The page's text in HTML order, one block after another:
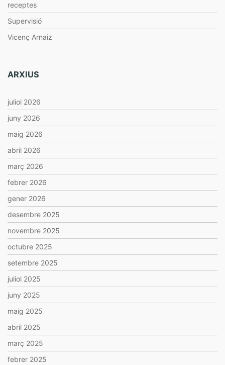
receptes
Supervisió
Vicenç Arnaiz
ARXIUS
juliol 2026
juny 2026
maig 2026
abril 2026
març 2026
febrer 2026
gener 2026
desembre 2025
novembre 2025
octubre 2025
setembre 2025
juliol 2025
juny 2025
maig 2025
abril 2025
març 2025
febrer 2025